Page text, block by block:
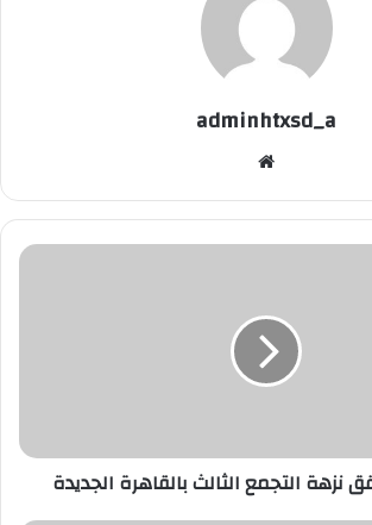
adminhtxsd_a
التجمع الثالث بالقاهرة الجديدة